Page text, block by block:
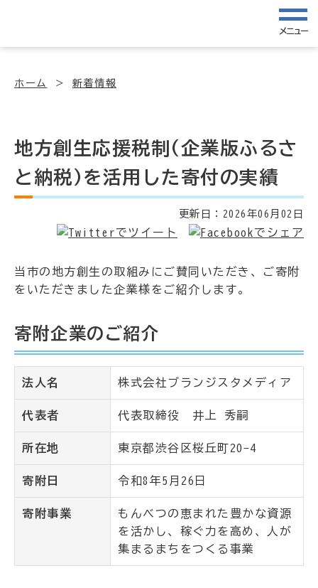
メニュー
ホーム 新着情報
地方創生応援税制(企業版ふるさ
と納税)を活用した寄付の実績
更新日： 2026年06月02日
当市の地方創生の取組みにご賛同いただき、ご寄附
をいただきました企業様をご紹介します。
寄附企業のご紹介
法人名 株式会社ブランジスタメディア
代表者 代表取締役 井上 秀嗣
所在地 東京都渋谷区桜丘町20-4
寄附日 令和8年5月26日
寄附事業
もんべつの恵まれた豊かな資源
を活かし、稼ぐ力を高め、人が
集まるまちをつくる事業